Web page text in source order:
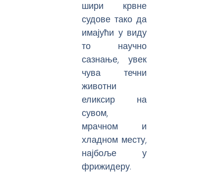
шири крвне
судове тако да
имајући у виду
то научно
сазнање, увек
чува течни
животни
еликсир на
сувом,
мрачном и
хладном месту,
најбоље у
фрижидеру.